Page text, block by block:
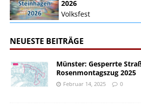
2026
Volksfest
NEUESTE BEITRÄGE
Münster: Gesperrte
Rosenmontagszug 2025
Februar 14, 2025 0